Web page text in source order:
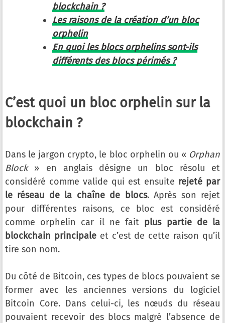
blockchain ?
Les raisons de la création d’un bloc
orphelin
En quoi les blocs orphelins sont-ils
différents des blocs périmés ?
C’est quoi un bloc orphelin sur la
blockchain ?
Dans le jargon crypto, le bloc orphelin ou « Orphan
Block» en anglais désigne un bloc résolu et
considéré comme valide qui est ensuite rejeté par
le réseau de la chaîne de blocs. Après son rejet
pour différentes raisons, ce bloc est considéré
comme orphelin car il ne fait plus partie de la
blockchain principaleet c’est de cette raison qu’il
tire son nom.
Du côté de Bitcoin, ces types de blocs pouvaient se
former avec les anciennes versions du logiciel
Bitcoin Core. Dans celui-ci, les nœuds du réseau
pouvaient recevoir des blocs malgré l’absence de